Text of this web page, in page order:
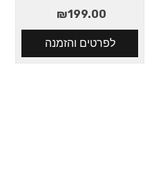
₪199.00